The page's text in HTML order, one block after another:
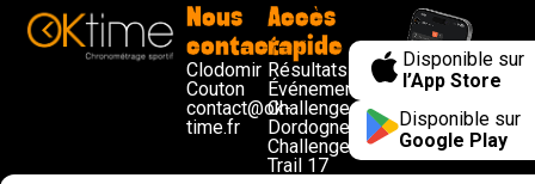
Nous
contacter
Clodomir
Couton
contact@ok-
time.fr
Accès
rapide
Résultats
Événements
Challenge
Dordogne
Challenge
Trail 17
Disponible sur
l’App Store
Disponible sur
Google Play